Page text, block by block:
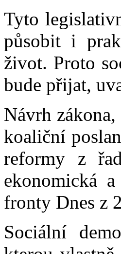
Tyto
působit i
život. Proto
bude přijat,
Návrh
koaliční
reformy z
ekonomická
fronty Dnes z
Sociální